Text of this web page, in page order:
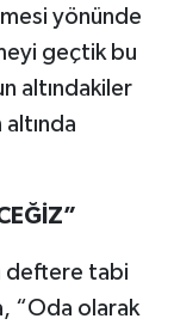
yönünde
geçtik bu
altındakiler
deftere tabi
“Oda olarak